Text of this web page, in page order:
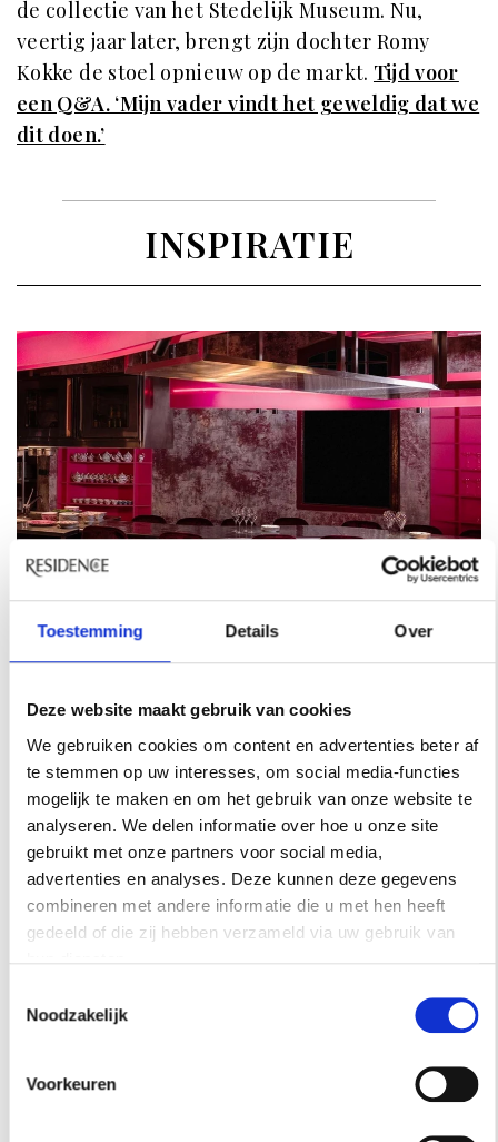
Toestemming Details Over
Deze website maakt gebruik van cookies
We gebruiken cookies om content en advertenties beter af
te stemmen op uw interesses, om social media-functies
mogelijk te maken en om het gebruik van onze website te
analyseren. We delen informatie over hoe u onze site
gebruikt met onze partners voor social media,
advertenties en analyses. Deze kunnen deze gegevens
combineren met andere informatie die u met hen heeft
gedeeld of die zij hebben verzameld via uw gebruik van
Noodzakelijk
Voorkeuren
de collectie van het Stedelijk Museum. Nu,
veertig jaar later, brengt zijn dochter Romy
Kokke de stoel opnieuw op de markt. Tijd voor
een Q&A. ‘Mijn vader vindt het geweldig dat we
dit doen.’
INSPIRATIE
REISINSPIRATIE
48 UUR IN SINGAPORE? DIT ZIJN DE
FAVORIETEN VAN ARCHITECT SABRINA
BIGNAMI
De stad waar architect Sabrina Bignami verliefd op
haar lijst, net als de plekken die ze zelf telkens weer